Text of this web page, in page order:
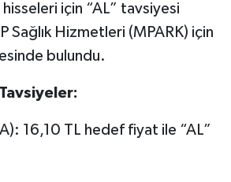
için “AL” tavsiyesi
Sağlık Hizmetleri (MPARK) için
bulundu.
16,10 TL hedef fiyat ile “AL”